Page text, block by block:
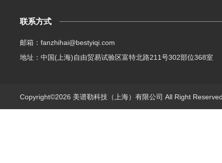
联系方式
邮箱：fanzhihai@bestyiqi.com
地址：中国(上海)自由贸易试验区富特北路211号302部位368室
Copyright©2026 美谱勒科技（上海）有限公司 All Right